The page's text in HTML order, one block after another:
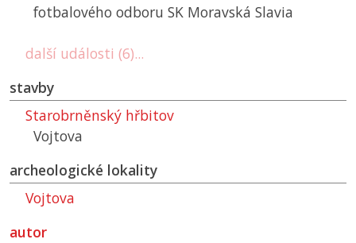
fotbalového odboru SK Moravská Slavia
další události (6)...
stavby
Starobrněnský hřbitov
Vojtova
archeologické lokality
Vojtova
autor